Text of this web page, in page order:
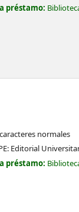
préstamo:
caracteres normales
Editorial
préstamo: